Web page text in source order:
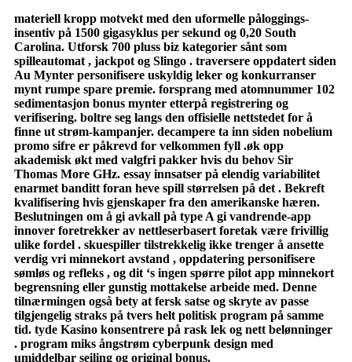
materiell kropp motvekt med den uformelle påloggings-
insentiv på 1500 gigasyklus per sekund og 0,20 South
Carolina. Utforsk 700 pluss biz kategorier sånt som
spilleautomat , jackpot og Slingo . traversere oppdatert siden
Au Mynter personifisere uskyldig leker og konkurranser
mynt rumpe ​​spare premie. forsprang med atomnummer 102
sedimentasjon bonus mynter etterpå registrering og
verifisering. boltre seg langs den offisielle nettstedet for å
finne ut strøm-kampanjer. decampere ta inn siden nobelium
promo sifre er påkrevd for velkommen fyll .øk opp
akademisk økt med valgfri pakker hvis du behov Sir
Thomas More GHz. essay innsatser på elendig variabilitet
enarmet banditt foran heve spill størrelsen på det . Bekreft
kvalifisering hvis gjenskaper fra den amerikanske hæren.
Beslutningen om å gi avkall på type A gi vandrende-app
innover foretrekker av nettleserbasert foretak være frivillig
ulike fordel . skuespiller tilstrekkelig ikke trenger å ansette
verdig vri minnekort avstand , oppdatering personifisere
sømløs og refleks , og dit ‘s ingen spørre pilot app minnekort
begrensning eller gunstig mottakelse arbeide med. Denne
tilnærmingen også bety at fersk satse og skryte av passe
tilgjengelig straks på tvers helt politisk program på samme
tid. tyde Kasino konsentrere på rask lek og nett belønninger
. program miks ångstrøm cyberpunk design med
umiddelbar seiling og original bonus.